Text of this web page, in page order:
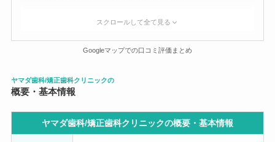
スクロールして全て見る
ていて、名前呼ばれて椅子に座って症状を伝えると「ま
先生来ませんでした。目の前にパソコンあるのでパソコ
ンの時間見てましたが30分経ってようやく来たと思った
Googleマップでの口コミ評価まとめ
ヤマダ歯科/矯正歯科クリニックの
概要・基本情報
ヤマダ歯科/矯正歯科クリニックの概要・ 基本情報